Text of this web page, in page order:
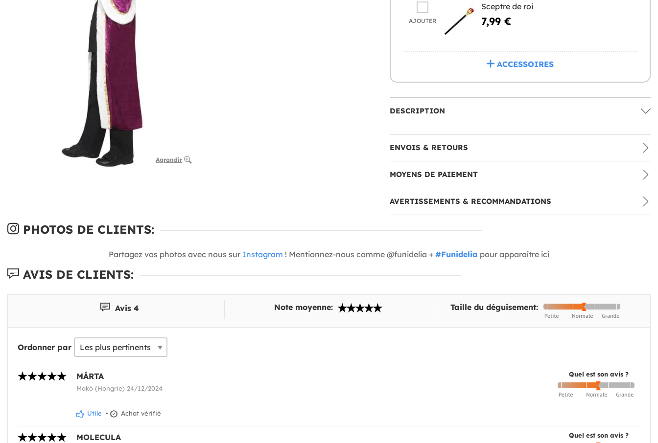
Agrandir
AJOUTER
Sceptre de roi
7,99 €
ACCESSOIRES
DESCRIPTION
ENVOIS & RETOURS
MOYENS DE PAIEMENT
AVERTISSEMENTS & RECOMMANDATIONS
PHOTOS DE CLIENTS:
Partagez vos photos avec nous sur Instagram ! Mentionnez-nous comme @funidelia + #Funidelia pour apparaître ici
AVIS DE CLIENTS:
Avis 4 Note moyenne: Taille du déguisement:
Ordonner par
Quel est son avis ?
MÁRTA
Makó (Hongrie) 24/12/2024
Utile • Achat vérifié
Quel est son avis ?
MOLECULA